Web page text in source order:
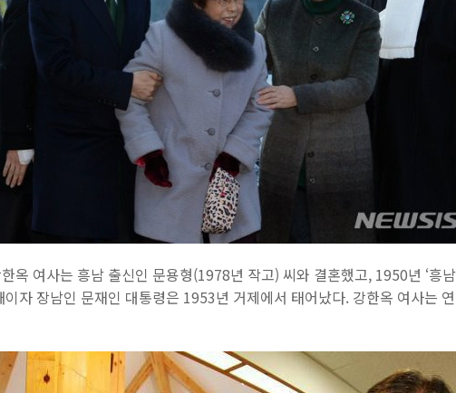
옥 여사는 흥남 출신인 문용형(1978년 작고) 씨와 결혼했고, 1950년 ‘흥
자 장남인 문재인 대통령은 1953년 거제에서 태어났다. 강한옥 여사는